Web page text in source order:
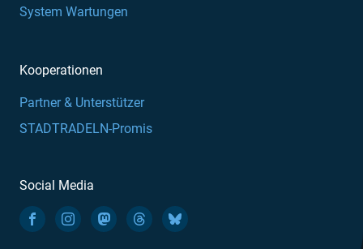
System Wartungen
Kooperationen
Partner & Unterstützer
STADTRADELN-Promis
Social Media